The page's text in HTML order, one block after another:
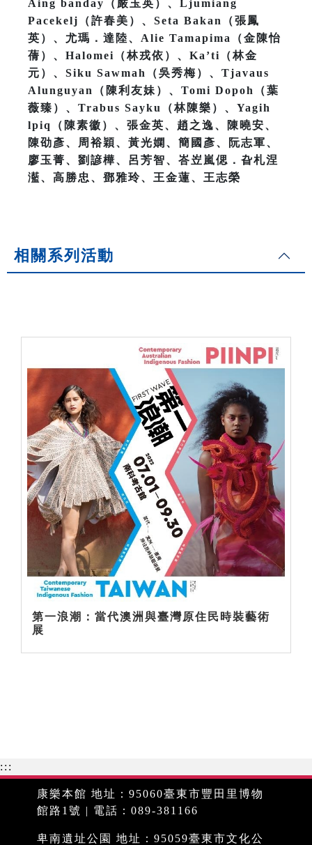
Aing banday（嚴玉英）、Ljumiang
Pacekelj（許春美）、Seta Bakan（張鳳
英）、尤瑪．達陸、Alie Tamapima（金陳怡
蒨）、Halomei（林戎依）、Ka’ti（林金
元）、Siku Sawmah（吳秀梅）、Tjavaus
Alunguyan（陳利友妹）、Tomi Dopoh（葉
薇臻）、Trabus Sayku（林陳樂）、Yagih
lpiq（陳素徽）、張金英、趙之逸、陳曉安、
陳劭彥、周裕穎、黃光嫻、簡國彥、阮志軍、
廖玉菁、劉諺樺、呂芳智、峇岦嵐偲．旮札涅
灆、高勝忠、鄧雅玲、王金蓮、王志榮
相關系列活動
第一浪潮：當代澳洲與臺灣原住民時裝藝術
展
:::
康樂本館 地址：95060臺東市豐田里博物
館路1號 | 電話：089-381166
卑南遺址公園 地址：95059臺東市文化公